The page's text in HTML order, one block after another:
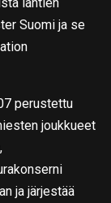
Suomi ja se
perustettu
joukkueet
ja järjestää